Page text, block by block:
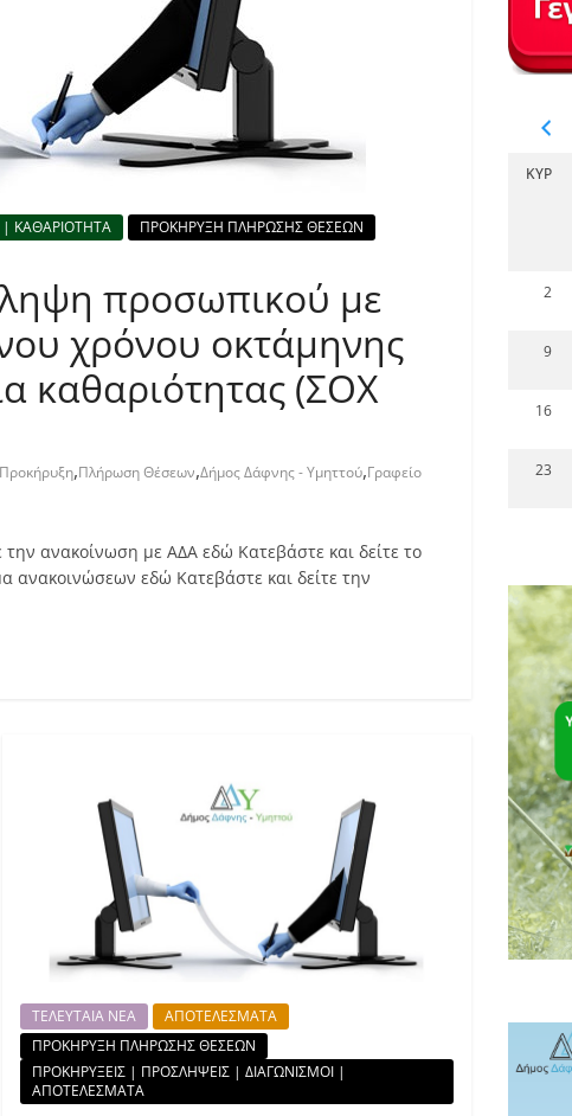
ΚΑΘΑΡΙΟΤΗΤΑ
ΠΡΟΚΗΡΥΞΗ ΠΛΗΡΩΣΗΣ ΘΕΣΕΩΝ
προσωπικού με
χρόνου οκτάμηνης
καθαριότητας (ΣΟΧ
Προκήρυξη,Πλήρωση Θέσεων,Δήμος Δάφνης - Υμηττού,Γραφείο
ανακοίνωση με ΑΔΑ εδώ Κατεβάστε και δείτε το
ανακοινώσεων εδώ Κατεβάστε και δείτε την
ΤΕΛΕΥΤΑΙΑ ΝΕΑ
ΑΠΟΤΕΛΕΣΜΑΤΑ
ΠΡΟΚΗΡΥΞΗ ΠΛΗΡΩΣΗΣ ΘΕΣΕΩΝ
ΠΡΟΚΗΡΥΞΕΙΣ | ΠΡΟΣΛΗΨΕΙΣ | ΔΙΑΓΩΝΙΣΜΟΙ |
ΑΠΟΤΕΛΕΣΜΑΤΑ
ΚΥΡ
2
9
16
23